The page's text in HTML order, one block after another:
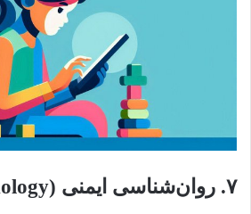
۷. روان‌شناسی ایمنی (Safety Psychology)